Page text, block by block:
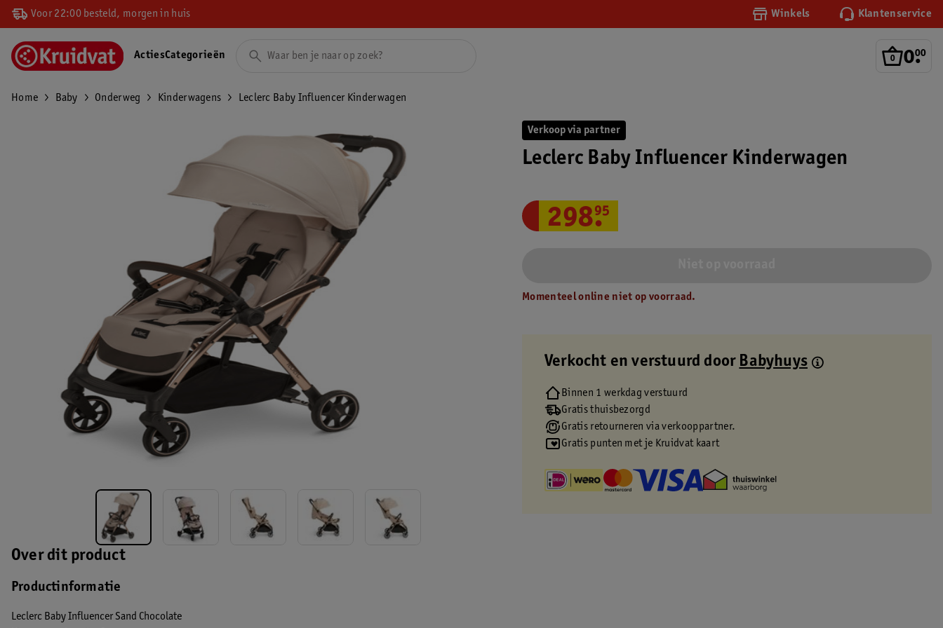
Voor 22:00 besteld, morgen in huis Winkels Klantenservice
0.
00
ActiesCategorieën
Home Baby Onderweg Kinderwagens Leclerc Baby Influencer Kinderwagen
Over dit product
Productinformatie
Leclerc Baby Influencer Sand Chocolate
Verkoop via partner
Leclerc Baby Influencer Kinderwagen
298.
95
Momenteel online niet op voorraad.
Verkocht en verstuurd door Babyhuys
Binnen 1 werkdag verstuurd
Gratis thuisbezorgd
Gratis retourneren via verkooppartner.
Gratis punten met je Kruidvat kaart